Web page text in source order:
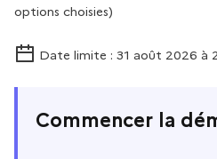
options choisies)
Date limite : 31 août 2026 à
Commencer la